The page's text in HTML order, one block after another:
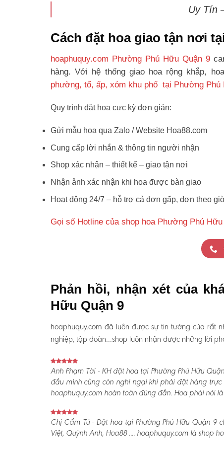
Uy Tín
Cách đặt hoa giao tận nơi
hoaphuquy.com Phường Phú Hữu Quận 9
hàng. Với hệ thống giao hoa rộng khắp,
phường, tổ, ấp, xóm khu phố tại Phường Phú
Quy trình đặt hoa cực kỳ đơn giản:
Gửi mẫu hoa qua Zalo / Website Hoa88.com
Cung cấp lời nhắn & thông tin người nhận
Shop xác nhận – thiết kế – giao tận nơi
Nhận ảnh xác nhận khi hoa được bàn giao
Hoạt động 24/7 – hỗ trợ cả đơn gấp, đơn theo
Gọi số Hotline của shop hoa Phường Phú
Phản hồi, nhận xét của
Hữu Quận 9
hoaphuquy.com đã luôn được sự tin tưởng của rất
nghiệp, tập đoàn…shop luôn nhận được những lời
Anh Phạm Tài - KH đặt hoa tại Phường Phú Hữu
đầu mình cũng còn nghi ngại khi phải đặt hàng
hoaphuquy.com hoàn toàn đúng đắn. Hoa phải nói
Chị Cẩm Tú - Đặt hoa tại Phường Phú Hữu Quận 9
Việt, Quỳnh Anh, Hoa88 .... hoaphuquy.com là shop